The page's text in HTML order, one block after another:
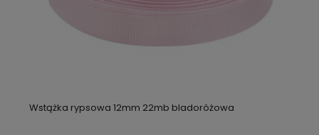
Wstążka rypsowa 12mm 22mb bladoróżowa